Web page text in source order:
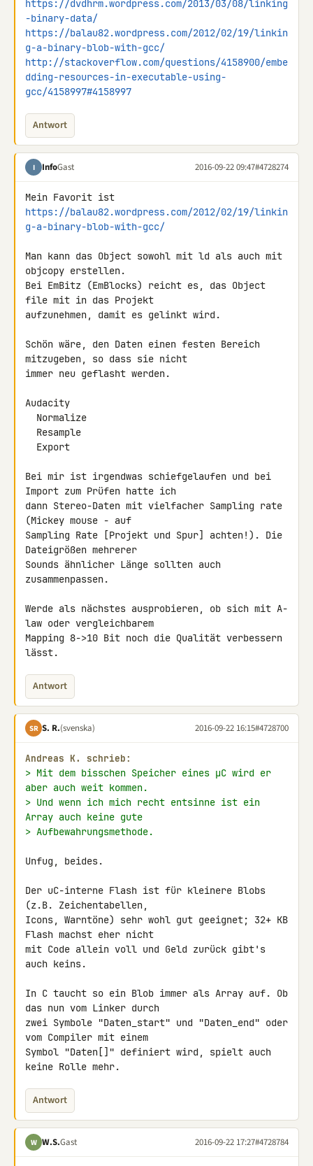
https://dvdhrm.wordpress.com/2013/03/08/linking
-binary-data/
https://balau82.wordpress.com/2012/02/19/linkin
g-a-binary-blob-with-gcc/
http://stackoverflow.com/questions/4158900/embe
dding-resources-in-executable-using-
gcc/4158997#4158997
Antwort
I InfoGast 2016-09-22 09:47#4728274
https://balau82.wordpress.com/2012/02/19/linkin
g-a-binary-blob-with-gcc/
Man kann das Object sowohl mit ld als auch mit
objcopy erstellen.
Bei EmBitz (EmBlocks) reicht es, das Object
file mit in das Projekt
aufzunehmen, damit es gelinkt wird.
Schön wäre, den Daten einen festen Bereich
mitzugeben, so dass sie nicht
immer neu geflasht werden.
Audacity
Bei mir ist irgendwas schiefgelaufen und bei
Import zum Prüfen hatte ich
dann Stereo-Daten mit vielfacher Sampling rate
(Mickey mouse - auf
Sampling Rate [Projekt und Spur] achten!). Die
Dateigrößen mehrerer
Sounds ähnlicher Länge sollten auch
zusammenpassen.
Werde als nächstes ausprobieren, ob sich mit A-
law oder vergleichbarem
Mapping 8->10 Bit noch die Qualität verbessern
lässt.
Antwort
SR S. R.(svenska) 2016-09-22 16:15#4728700
Andreas K. schrieb:
> Mit dem bisschen Speicher eines µC wird er
aber auch weit kommen.
> Und wenn ich mich recht entsinne ist ein
Array auch keine gute
> Aufbewahrungsmethode.
Unfug, beides.
Der uC-interne Flash ist für kleinere Blobs
(z.B. Zeichentabellen,
Icons, Warntöne) sehr wohl gut geeignet; 32+ KB
Flash machst eher nicht
mit Code allein voll und Geld zurück gibt's
auch keins.
In C taucht so ein Blob immer als Array auf. Ob
das nun vom Linker durch
zwei Symbole "Daten_start" und "Daten_end" oder
vom Compiler mit einem
Symbol "Daten[]" definiert wird, spielt auch
keine Rolle mehr.
Antwort
W W.S.Gast 2016-09-22 17:27#4728784